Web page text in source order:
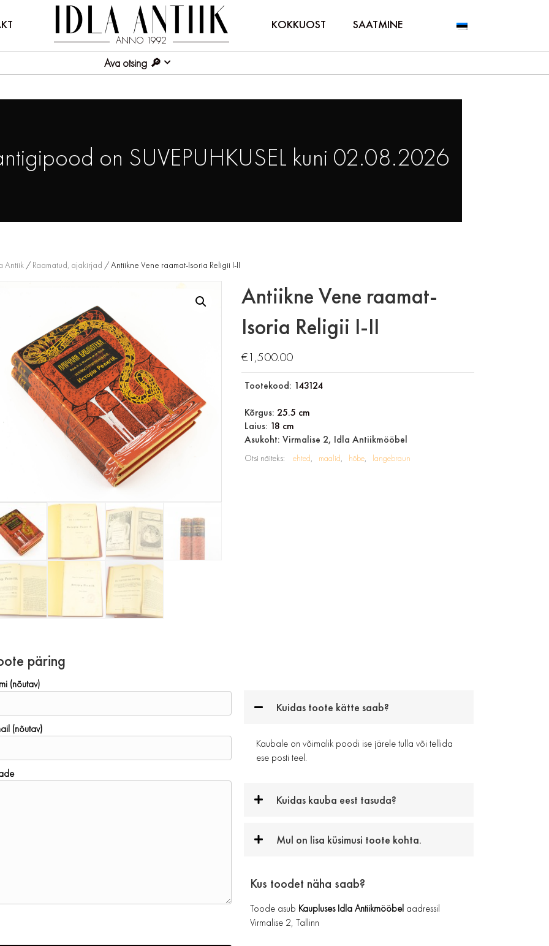
ANNO 1992
KOKKUOST SAATMINE
Ava otsing
on SUVEPUHKUSEL kuni 02.08.2026
Antiik/ Raamatud, ajakirjad / Antiikne Vene raamat-Isoria Religii I-II
Antiikne Vene raamat-
Isoria Religii I-II
€1,500.00
Tootekood: 143124
Kõrgus: 25.5 cm
Laius: 18 cm
Asukoht: Virmalise 2, Idla Antiikmööbel
Otsi näiteks: ehted maalid hõbe langebraun
päring
(nõutav)
(nõutav)
Kuidas toote kätte saab?
Kaubale on võimalik poodi ise järele tulla või tellida
ese posti teel.
Kuidas kauba eest tasuda?
Mul on lisa küsimusi toote kohta.
Kus toodet näha saab?
Toode asub Kaupluses Idla Antiikmööbel aadressil
Virmalise 2, Tallinn